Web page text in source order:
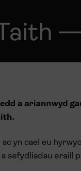
a ariannwyd
yn cael eu
sefydliadau eraill